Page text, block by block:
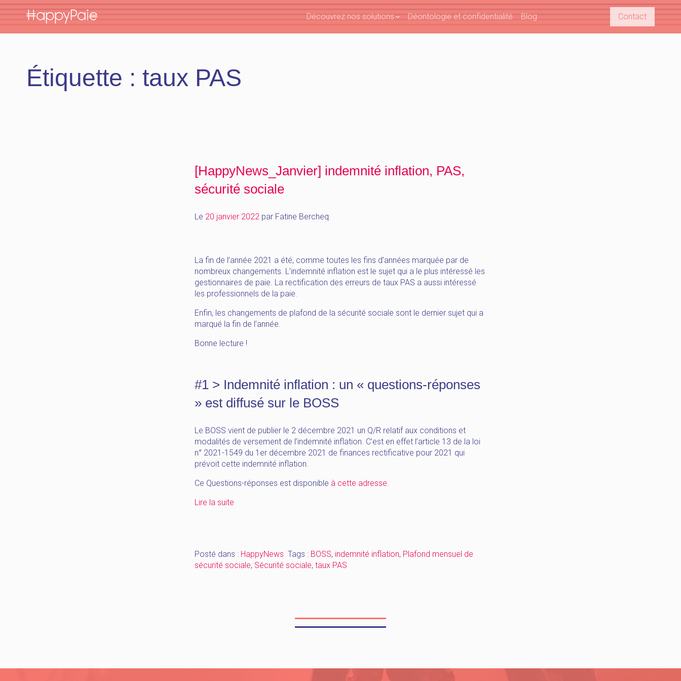
Découvrez nos solutions Déontologie et confidentialité Blog Contact
Étiquette : taux PAS
[HappyNews_Janvier] indemnité inflation, PAS,
sécurité sociale
Le 20 janvier 2022 par Fatine Bercheq
La fin de l’année 2021 a été, comme toutes les fins d’années marquée par de
nombreux changements. L’indemnité inflation est le sujet qui a le plus intéressé les
gestionnaires de paie. La rectification des erreurs de taux PAS a aussi intéressé
les professionnels de la paie.
Enfin, les changements de plafond de la sécurité sociale sont le dernier sujet qui a
marqué la fin de l’année.
Bonne lecture !
#1 > Indemnité inflation : un « questions-réponses
» est diffusé sur le BOSS
Le BOSS vient de publier le 2 décembre 2021 un Q/R relatif aux conditions et
modalités de versement de l’indemnité inflation. C’est en effet l’article 13 de la loi
n° 2021-1549 du 1er décembre 2021 de finances rectificative pour 2021 qui
prévoit cette indemnité inflation.
Ce Questions-réponses est disponible à cette adresse.
Lire la suite
sociale »
Posté dans : HappyNews Tags : BOSS, indemnité inflation, Plafond mensuel de
sécurité sociale, Sécurité sociale, taux PAS